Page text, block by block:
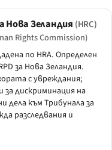
Нова Зеландия (HRC)
Rights Commission)
по HRA. Определен
за Нова Зеландия.
с увреждания;
за дискриминация на
дела към Трибунала за
разследвания и